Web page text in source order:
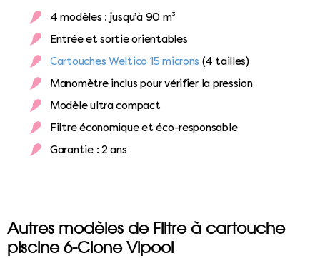
4 modèles : jusqu’à 90 m³
Entrée et sortie orientables
Cartouches Weltico 15 microns (4 tailles)
Manomètre inclus pour vérifier la pression
Modèle ultra compact
Filtre économique et éco-responsable
Garantie : 2 ans
Autres modèles de Filtre à cartouche
piscine 6-Clone Vipool